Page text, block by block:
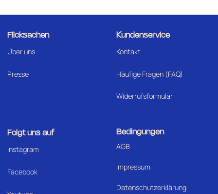
Flicksachen
Über uns
Presse
Kundenservice
Kontakt
Häufige Fragen (FAQ)
Widerrufsformular
Folgt uns auf
Instagram
Facebook
Bedingungen
AGB
Impressum
Datenschutzerklärung